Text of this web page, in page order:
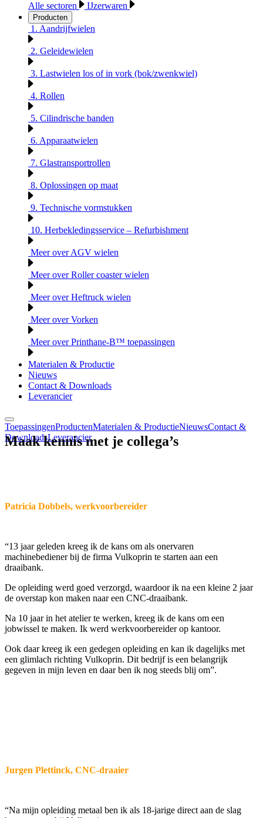
Alle sectoren
IJzerwaren
Producten
1. Aandrijfwielen
2. Geleidewielen
3. Lastwielen los of in vork (bok/zwenkwiel)
4. Rollen
5. Cilindrische banden
6. Apparaatwielen
7. Glastransportrollen
8. Oplossingen op maat
9. Technische vormstukken
10. Herbekledingsservice – Refurbishment
Meer over AGV wielen
Meer over Roller coaster wielen
Meer over Heftruck wielen
Meer over Vorken
Meer over Printhane-B™ toepassingen
Materialen & Productie
Nieuws
Contact & Downloads
Leverancier
ToepassingenProductenMaterialen & ProductieNieuwsContact &
DownloadsLeverancier
Maak kennis met je collega’s
Patricia Dobbels, werkvoorbereider
“13 jaar geleden kreeg ik de kans om als onervaren
machinebediener bij de firma Vulkoprin te starten aan een
draaibank.
De opleiding werd goed verzorgd, waardoor ik na een kleine 2 jaar
de overstap kon maken naar een CNC-draaibank.
Na 10 jaar in het atelier te werken, kreeg ik de kans om een
jobwissel te maken. Ik werd werkvoorbereider op kantoor.
Ook daar kreeg ik een gedegen opleiding en kan ik dagelijks met
een glimlach richting Vulkoprin. Dit bedrijf is een belangrijk
gegeven in mijn leven en daar ben ik nog steeds blij om”.
Jurgen Plettinck, CNC-draaier
“Na mijn opleiding metaal ben ik als 18-jarige direct aan de slag